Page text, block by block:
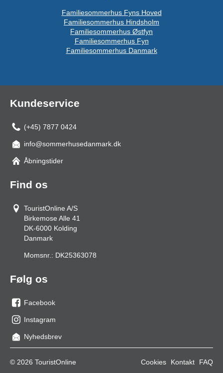
Familiesommerhus Fyns Hoved
Familiesommerhus Hindsholm
Familiesommerhus Østfyn
Familiesommerhus Fyn
Familiesommerhus Danmark
Kundeservice
(+45) 7877 0424
info@sommerhusedanmark.dk
Åbningstider
Find os
TouristOnline A/S
Birkemose Alle 41
DK-6000 Kolding
Danmark
Momsnr.: DK25363078
Følg os
os
på
facebook
Facebook
os
på
Instagram
Nyhedsbrev
© 2026 TouristOnline Cookies Kontakt FAQ